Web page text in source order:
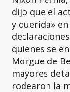
dijo que el
y querida»
quienes se
Morgue de
mayores
rodearon la